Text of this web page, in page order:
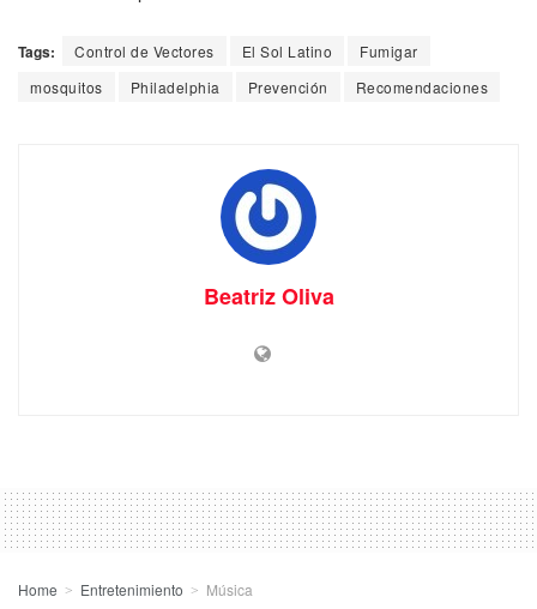
Tags: Control de Vectores El Sol Latino
Fumigar
mosquitos
Philadelphia Prevención Recomendaciones
Beatriz Oliva
Home Entretenimiento Música